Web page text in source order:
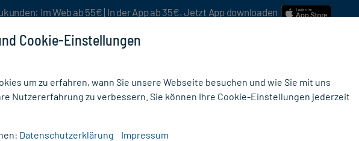
Im Web ab 55€ | In der App ab 35€. Jetzt App downloaden
Cookie-Einstellungen
um zu erfahren, wann Sie unsere Webseite besuchen und wie Sie mit uns
Nutzererfahrung zu verbessern. Sie können Ihre Cookie-Einstellungen jederzeit
Datenschutzerklärung Impressum